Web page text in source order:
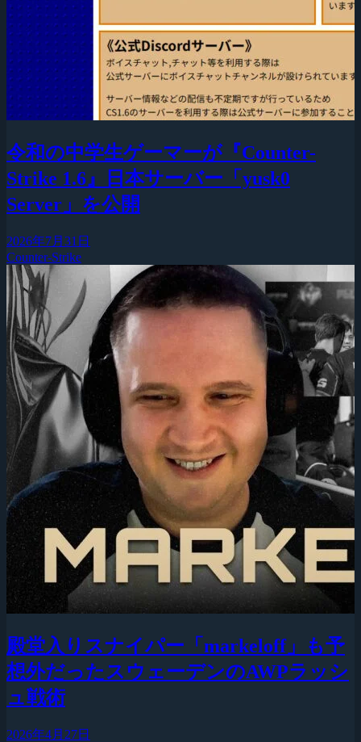
令和の中学生ゲーマーが『Counter-
Strike 1.6』日本サーバー「yusk0
Server」を公開
2026年7月31日
Counter-Strike
殿堂入りスナイパー「markeloff」も予
想外だったスウェーデンのAWPラッシ
ュ戦術
2026年4月27日